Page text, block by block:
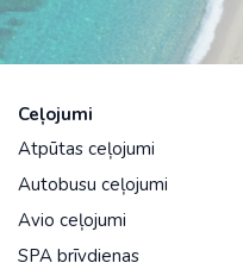
Ceļojumi
Atpūtas ceļojumi
Autobusu ceļojumi
Avio ceļojumi
SPA brīvdienas